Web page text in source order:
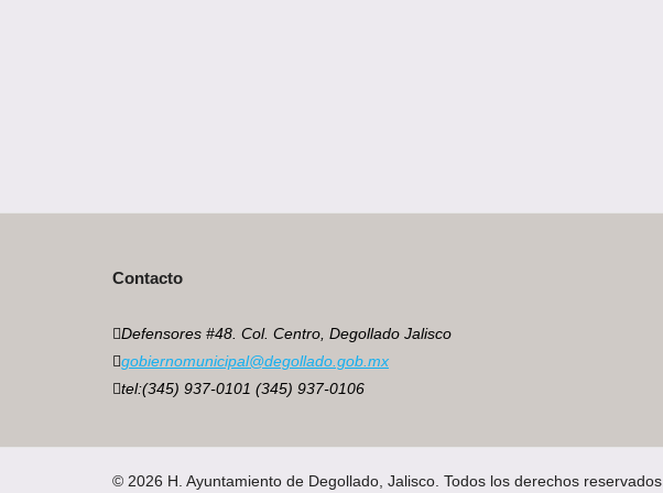
Contacto
Defensores #48. Col. Centro, Degollado Jalisco
gobiernomunicipal@degollado.gob.mx
tel:(345) 937-0101 (345) 937-0106
© 2026 H. Ayuntamiento de Degollado, Jalisco. Todos los derechos reservados.